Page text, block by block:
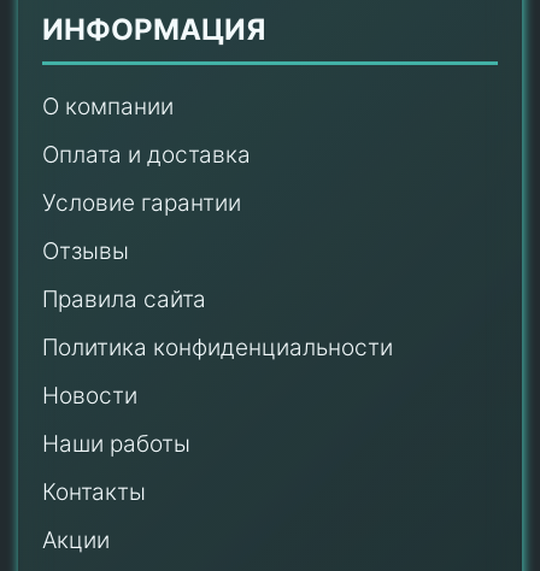
ИНФОРМАЦИЯ
О компании
Оплата и доставка
Условие гарантии
Отзывы
Правила сайта
Политика конфиденциальности
Новости
Наши работы
Контакты
Акции